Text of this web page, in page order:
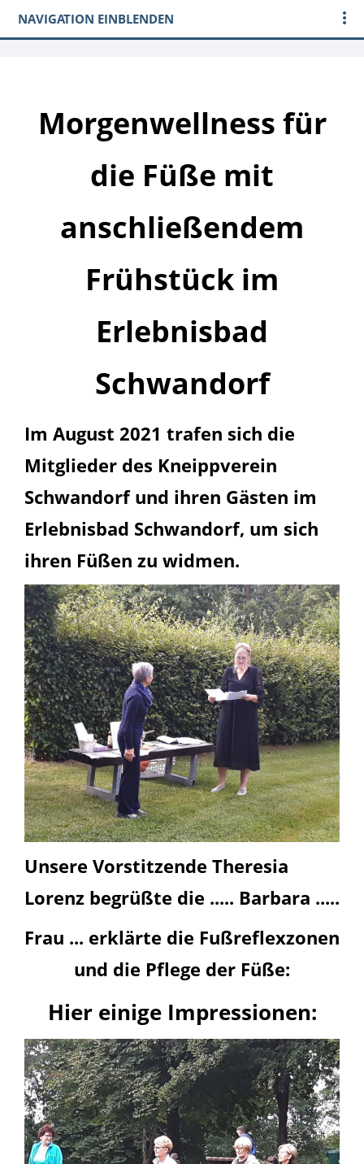
NAVIGATION EINBLENDEN
Morgenwellness für
die Füße mit
anschließendem
Frühstück im
Erlebnisbad
Schwandorf
Im August 2021 trafen sich die
Mitglieder des Kneippverein
Schwandorf und ihren Gästen im
Erlebnisbad Schwandorf, um sich
ihren Füßen zu widmen.
Unsere Vorstitzende Theresia
Lorenz begrüßte die ..... Barbara .....
Frau ... erklärte die Fußreflexzonen
und die Pflege der Füße:
Hier einige Impressionen: